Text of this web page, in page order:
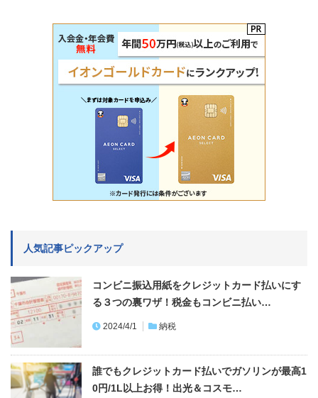
人気記事ピックアップ
コンビニ振込用紙をクレジットカード払いにす
る３つの裏ワザ！税金もコンビニ払い…
2024/4/1 納税
誰でもクレジットカード払いでガソリンが最高1
0円/1L以上お得！出光＆コスモ…